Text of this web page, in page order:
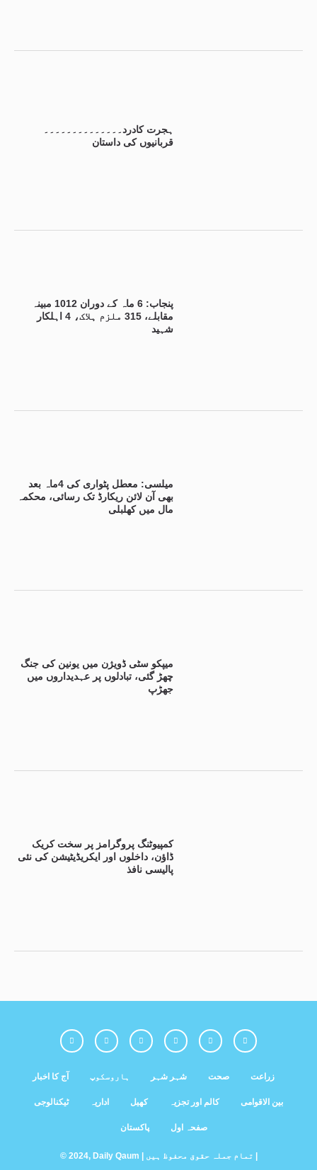
ہجرت کادرد۔۔۔۔۔۔۔۔۔۔۔۔۔۔
قربانیوں کی داستان
پنجاب: 6 ماہ کے دوران 1012 مبینہ
مقابلے، 315 ملزم ہلاک، 4 اہلکار
شہید
میلسی: معطل پٹواری کی 4ماہ بعد
بھی آن لائن ریکارڈ تک رسائی، محکمہ
مال میں کھلبلی
میپکو سٹی ڈویژن میں یونین کی جنگ
چھڑ گئی، تبادلوں پر عہدیداروں میں
جھڑپ
کمپیوٹنگ پروگرامز پر سخت کریک
ڈاؤن، داخلوں اور ایکریڈیٹیشن کی نئی
پالیسی نافذ
آج کا اخبار ہاروسکوپ شہر شہر صحت زراعت
ٹیکنالوجی اداریہ کھیل کالم اور تجزیہ بین الاقوامی
پاکستان صفحہ اول
© 2024, Daily Qaum | تمام جملہ حقوق محفوظ ہیں |